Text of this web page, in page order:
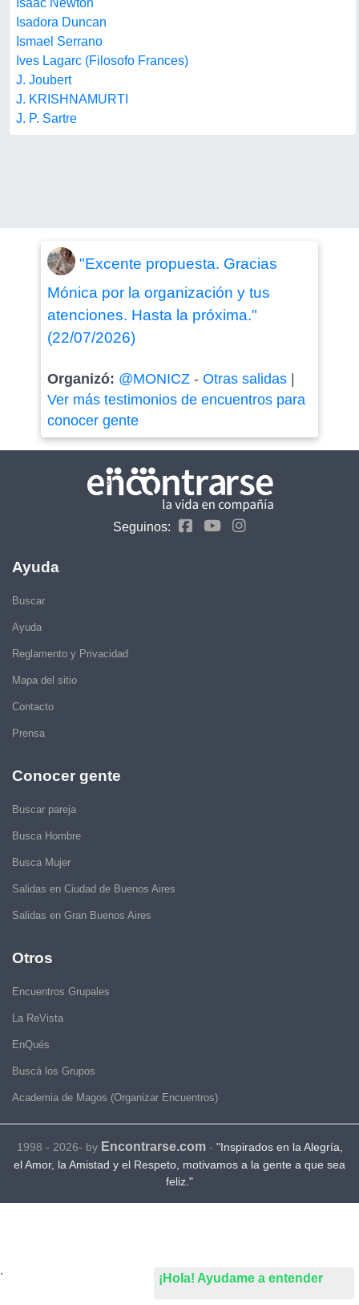
¡Hola! Ayudame a entender
Isaac Newton
Isadora Duncan
Ismael Serrano
Ives Lagarc (Filosofo Frances)
J. Joubert
J. KRISHNAMURTI
J. P. Sartre
"Excente propuesta. Gracias
Mónica por la organización y tus
atenciones. Hasta la próxima."
(22/07/2026)
Organizó: @MONICZ- Otras salidas|
Ver más testimonios de encuentros para
conocer gente
Seguinos:
Ayuda
Buscar
Ayuda
Reglamento y Privacidad
Mapa del sitio
Contacto
Prensa
Conocer gente
Buscar pareja
Busca Hombre
Busca Mujer
Salidas en Ciudad de Buenos Aires
Salidas en Gran Buenos Aires
Otros
Encuentros Grupales
La ReVista
EnQués
Buscá los Grupos
Academia de Magos (Organizar Encuentros)
1998 - 2026- by Encontrarse.com- "Inspirados en la Alegría,
el Amor, la Amistad y el Respeto, motivamos a la gente a que sea
feliz."
.